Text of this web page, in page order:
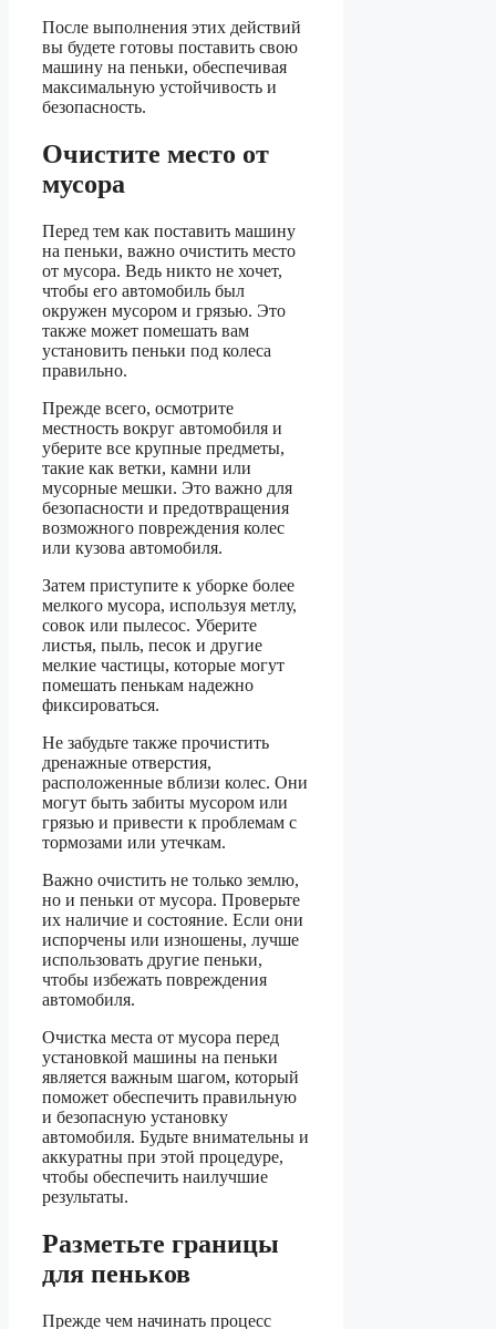
После выполнения этих действий
вы будете готовы поставить свою
машину на пеньки, обеспечивая
максимальную устойчивость и
безопасность.
Очистите место от
мусора
Перед тем как поставить машину
на пеньки, важно очистить место
от мусора. Ведь никто не хочет,
чтобы его автомобиль был
окружен мусором и грязью. Это
также может помешать вам
установить пеньки под колеса
правильно.
Прежде всего, осмотрите
местность вокруг автомобиля и
уберите все крупные предметы,
такие как ветки, камни или
мусорные мешки. Это важно для
безопасности и предотвращения
возможного повреждения колес
или кузова автомобиля.
Затем приступите к уборке более
мелкого мусора, используя метлу,
совок или пылесос. Уберите
листья, пыль, песок и другие
мелкие частицы, которые могут
помешать пенькам надежно
фиксироваться.
Не забудьте также прочистить
дренажные отверстия,
расположенные вблизи колес. Они
могут быть забиты мусором или
грязью и привести к проблемам с
тормозами или утечкам.
Важно очистить не только землю,
но и пеньки от мусора. Проверьте
их наличие и состояние. Если они
испорчены или изношены, лучше
использовать другие пеньки,
чтобы избежать повреждения
автомобиля.
Очистка места от мусора перед
установкой машины на пеньки
является важным шагом, который
поможет обеспечить правильную
и безопасную установку
автомобиля. Будьте внимательны и
аккуратны при этой процедуре,
чтобы обеспечить наилучшие
результаты.
Разметьте границы
для пеньков
Прежде чем начинать процесс